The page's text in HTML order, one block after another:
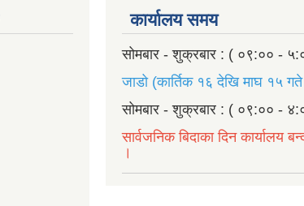
कार्यालय समय
सोमबार - शुक्रबार : ( ०९:०० -
जाडो (कार्तिक १६ देखि माघ १५
सोमबार - शुक्रबार : ( ०९:०० -
सार्वजनिक बिदाका दिन कार्यालय
।